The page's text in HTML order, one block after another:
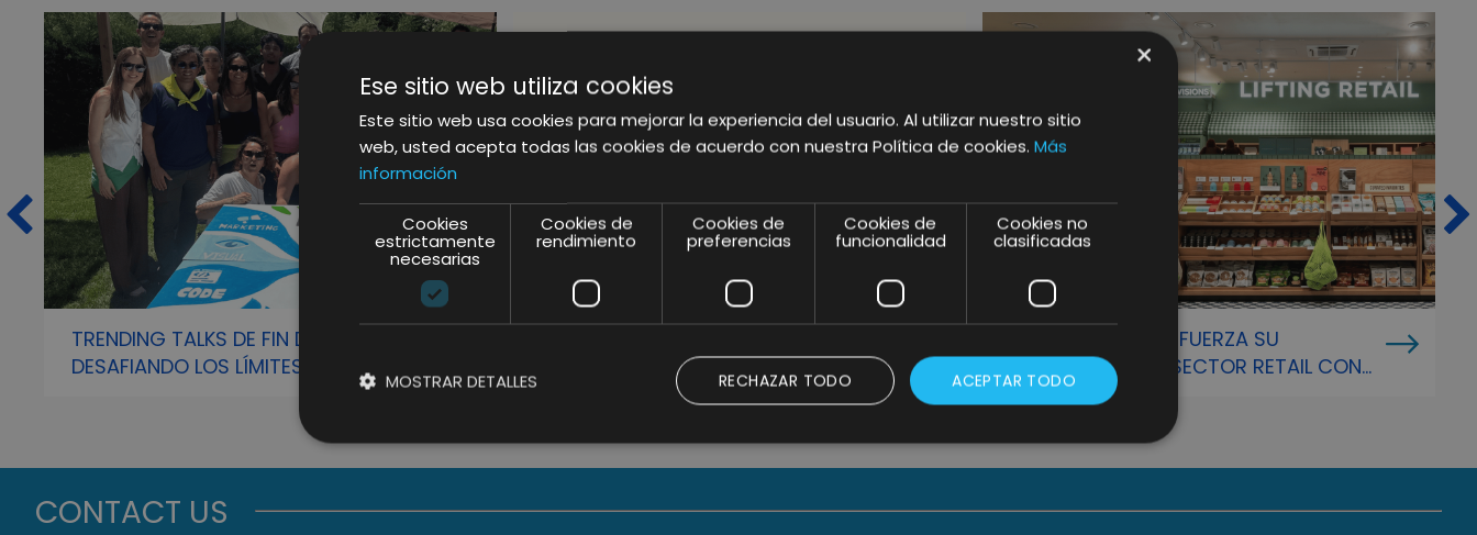
TRENDING TALKS DE FIN DE CURSO:
DESAFIANDO LOS LÍMITES DIGITALES Y
CELEBRANDO EL TALENTO DE LIFTING
GROUP EN NUESTRO EVENTO DE
DIGITALIZANDO LA EXPERIENCIA DE
MARCA A TRAVÉS DE NUEVOS
LIFTING GROUP REFUERZA SU
LIDERAZGO EN EL SECTOR RETAIL CON
LA INTEGRACIÓN DE ELBULEVAR
CONTACT US
×
Ese sitio web utiliza cookies
Este sitio web usa cookies para mejorar la experiencia del usuario. Al utilizar nuestro sitio
web, usted acepta todas las cookies de acuerdo con nuestra Política de cookies. Más
información
Cookies
estrictamente
necesarias
Cookies de
rendimiento
Cookies de
preferencias
Cookies de
funcionalidad
Cookies no
clasificadas
ACEPTAR TODO
RECHAZAR TODO
MOSTRAR DETALLES